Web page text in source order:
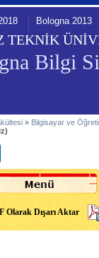
TEKNİK
Bilgi
Bologna 2013
» Bilgisayar ve
Olarak Dışarı Aktar